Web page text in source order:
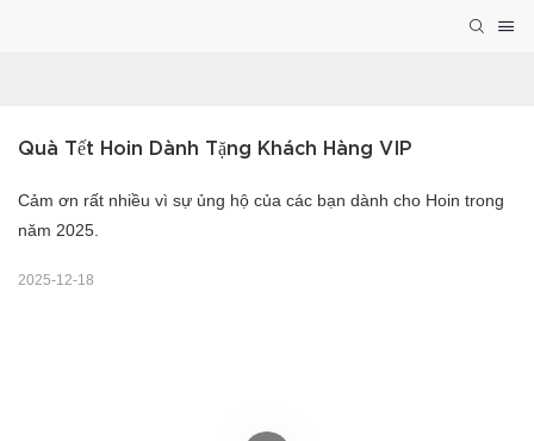
Quà Tết Hoin Dành Tặng Khách Hàng VIP
Cảm ơn rất nhiều vì sự ủng hộ của các bạn dành cho Hoin trong
năm 2025.
2025-12-18